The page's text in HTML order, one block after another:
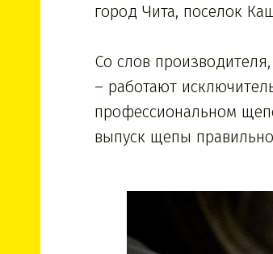
город Чита, поселок
Со слов
– работают
профессиональном
выпуск щепы